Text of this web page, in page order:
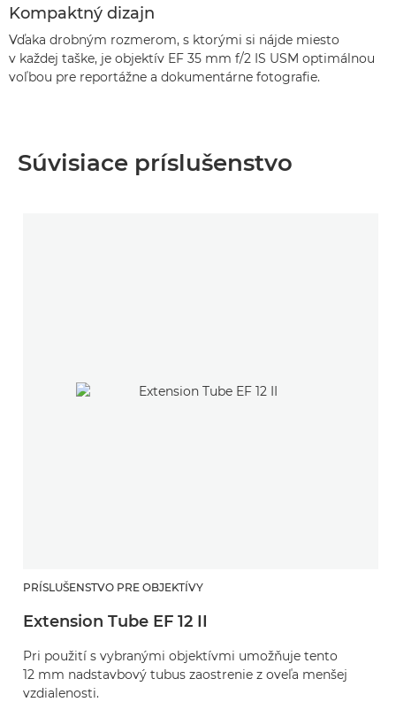
Kompaktný dizajn
Vďaka drobným rozmerom, s ktorými si nájde miesto
v každej taške, je objektív EF 35 mm f/2 IS USM optimálnou
voľbou pre reportážne a dokumentárne fotografie.
Súvisiace príslušenstvo
PRÍSLUŠENSTVO PRE OBJEKTÍVY
Extension Tube EF 12 II
Pri použití s vybranými objektívmi umožňuje tento
12 mm nadstavbový tubus zaostrenie z oveľa menšej
vzdialenosti.